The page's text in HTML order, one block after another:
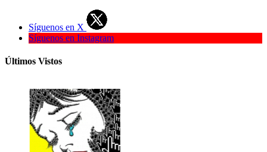
Síguenos en X
Síguenos en Instagram
Últimos Vistos